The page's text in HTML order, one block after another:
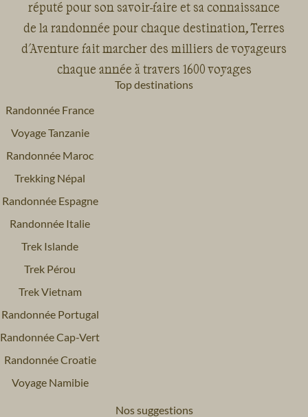
réputé pour son savoir-faire et sa connaissance
de la randonnée pour chaque destination, Terres
d'Aventure fait marcher des milliers de voyageurs
chaque année à travers 1600 voyages
Top destinations
Randonnée France
Voyage Tanzanie
Randonnée Maroc
Trekking Népal
Randonnée Espagne
Randonnée Italie
Trek Islande
Trek Pérou
Trek Vietnam
Randonnée Portugal
Randonnée Cap-Vert
Randonnée Croatie
Voyage Namibie
Nos suggestions